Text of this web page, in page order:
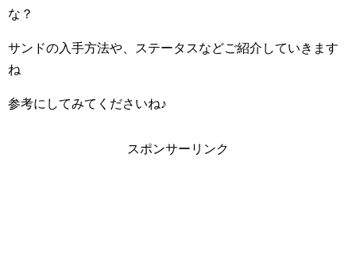
な？
サンドの入手方法や、ステータスなどご紹介していきます
ね
参考にしてみてくださいね♪
スポンサーリンク